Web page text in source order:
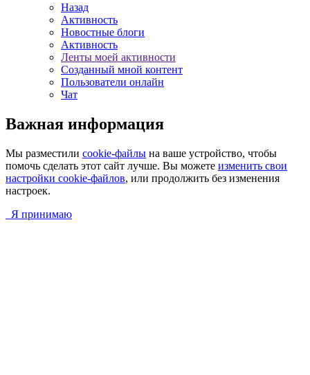
Назад
Активность
Новостные блоги
Активность
Ленты моей активности
Созданный мной контент
Пользователи онлайн
Чат
Важная информация
Мы разместили cookie-файлы на ваше устройство, чтобы
помочь сделать этот сайт лучше. Вы можете изменить свои
настройки cookie-файлов, или продолжить без изменения
настроек.
Я принимаю